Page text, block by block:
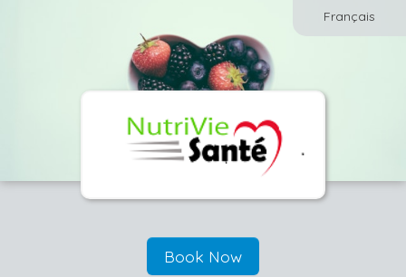
Français
Book Now